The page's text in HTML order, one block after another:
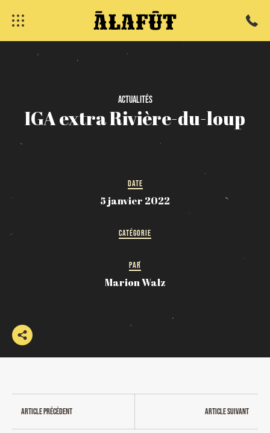
Actualités
IGAextraRivière-du-loup
DATE
5 janvier 2022
CATÉGORIE
PAR
Marion Walz
Article précédent Article suivant